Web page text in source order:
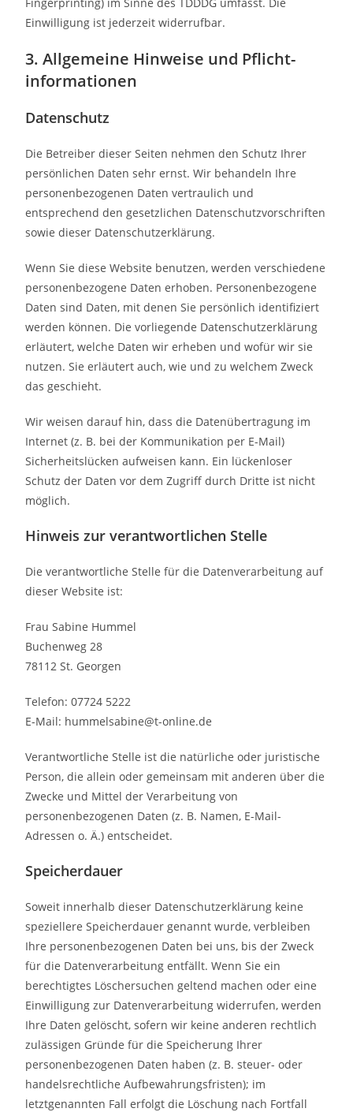
Einwilligung ist jederzeit widerrufbar.
3. Allgemeine Hinweise und Pflicht­
informationen
Datenschutz
Die Betreiber dieser Seiten nehmen den Schutz Ihrer
persönlichen Daten sehr ernst. Wir behandeln Ihre
personenbezogenen Daten vertraulich und
entsprechend den gesetzlichen Datenschutzvorschriften
sowie dieser Datenschutzerklärung.
Wenn Sie diese Website benutzen, werden verschiedene
personenbezogene Daten erhoben. Personenbezogene
Daten sind Daten, mit denen Sie persönlich identifiziert
werden können. Die vorliegende Datenschutzerklärung
erläutert, welche Daten wir erheben und wofür wir sie
nutzen. Sie erläutert auch, wie und zu welchem Zweck
das geschieht.
Wir weisen darauf hin, dass die Datenübertragung im
Internet (z. B. bei der Kommunikation per E-Mail)
Sicherheitslücken aufweisen kann. Ein lückenloser
Schutz der Daten vor dem Zugriff durch Dritte ist nicht
möglich.
Hinweis zur verantwortlichen Stelle
Die verantwortliche Stelle für die Datenverarbeitung auf
dieser Website ist:
Frau Sabine Hummel
Buchenweg 28
78112 St. Georgen
Telefon: 07724 5222
E-Mail: hummelsabine@t-online.de
Verantwortliche Stelle ist die natürliche oder juristische
Person, die allein oder gemeinsam mit anderen über die
Zwecke und Mittel der Verarbeitung von
personenbezogenen Daten (z. B. Namen, E-Mail-
Adressen o. Ä.) entscheidet.
Speicherdauer
Soweit innerhalb dieser Datenschutzerklärung keine
speziellere Speicherdauer genannt wurde, verbleiben
Ihre personenbezogenen Daten bei uns, bis der Zweck
für die Datenverarbeitung entfällt. Wenn Sie ein
berechtigtes Löschersuchen geltend machen oder eine
Einwilligung zur Datenverarbeitung widerrufen, werden
Ihre Daten gelöscht, sofern wir keine anderen rechtlich
zulässigen Gründe für die Speicherung Ihrer
personenbezogenen Daten haben (z. B. steuer- oder
handelsrechtliche Aufbewahrungsfristen); im
letztgenannten Fall erfolgt die Löschung nach Fortfall